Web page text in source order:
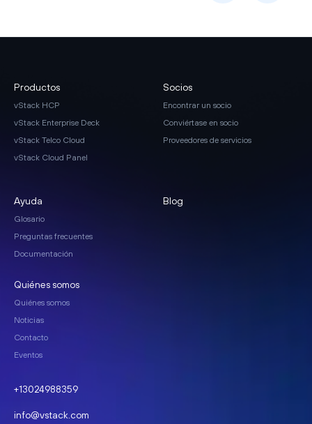
Productos
vStack HCP
vStack Enterprise Deck
vStack Telco Cloud
vStack Cloud Panel
Socios
Encontrar un socio
Conviértase en socio
Proveedores de servicios
Ayuda
Glosario
Preguntas frecuentes
Documentación
Blog
Quiénes somos
Quiénes somos
Noticias
Contacto
Eventos
+13024988359
info@vstack.com